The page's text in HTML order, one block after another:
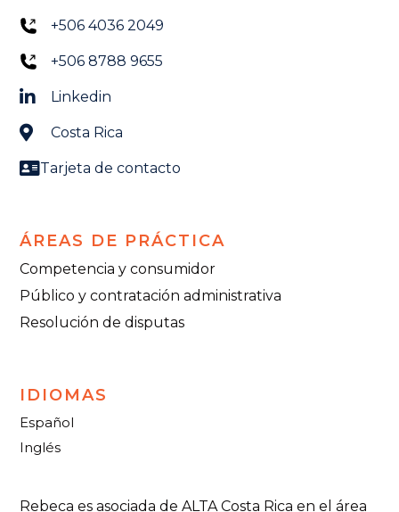
+506 4036 2049
+506 8788 9655
Linkedin
Costa Rica
Tarjeta de contacto
ÁREAS DE PRÁCTICA
Competencia y consumidor
Público y contratación administrativa
Resolución de disputas
IDIOMAS
Español
Inglés
Rebeca es asociada de ALTA Costa Rica en el área